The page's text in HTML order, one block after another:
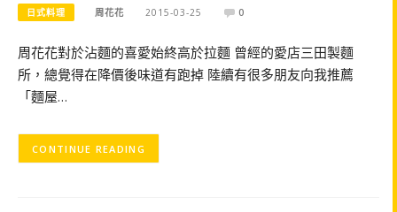
日式料理 周花花 2015-03-25 0
周花花對於沾麵的喜愛始終高於拉麵 曾經的愛店三田製麵
所，總覺得在降價後味道有跑掉 陸續有很多朋友向我推薦
「麵屋…
CONTINUE READING